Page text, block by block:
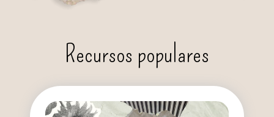
Recursos populares